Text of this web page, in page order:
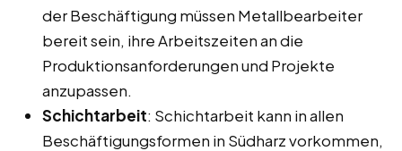
der Beschäftigung müssen Metallbearbeiter
bereit sein, ihre Arbeitszeiten an die
Produktionsanforderungen und Projekte
anzupassen.
Schichtarbeit: Schichtarbeit kann in allen
Beschäftigungsformen in Südharz vorkommen,